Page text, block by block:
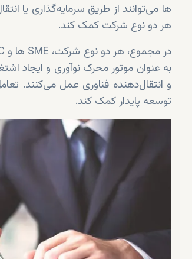
هر دو نوع شرکت کمک کند.
و انتقال‌دهنده فناوری عمل می‌کنند.
توسعه پایدار کمک کند.